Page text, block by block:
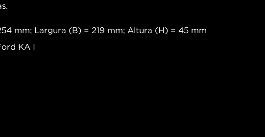
mm; Largura (B) = 219 mm; Altura (H) = 45 mm
KA I